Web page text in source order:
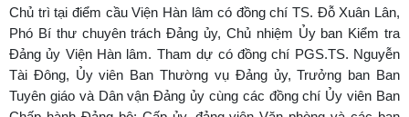
Chủ trì tại điểm cầu Viện Hàn lâm có đồng chí TS. Đỗ Xuân Lân,
Phó Bí thư chuyên trách Đảng ủy, Chủ nhiệm Ủy ban Kiểm tra
Đảng ủy Viện Hàn lâm. Tham dự có đồng chí PGS.TS. Nguyễn
Tài Đông, Ủy viên Ban Thường vụ Đảng ủy, Trưởng ban Ban
Tuyên giáo và Dân vận Đảng ủy cùng các đồng chí Ủy viên Ban